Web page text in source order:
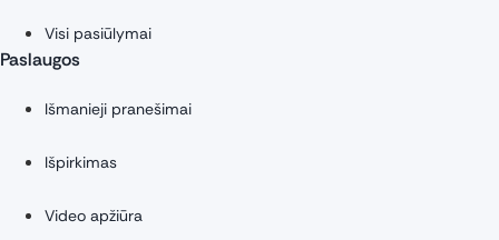
Visi pasiūlymai
Paslaugos
Išmanieji pranešimai
Išpirkimas
Video apžiūra